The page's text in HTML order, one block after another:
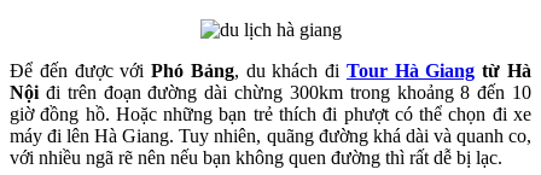
Để đến được vớiPhó Bảng, du khách đi Tour Hà Giang từ Hà
Nội đi trên đoạn đường dài chừng 300km trong khoảng 8 đến 10
giờ đồng hồ. Hoặc những bạn trẻ thích đi phượt có thể chọn đi xe
máy đi lên Hà Giang. Tuy nhiên, quãng đường khá dài và quanh co,
với nhiều ngã rẽ nên nếu bạn không quen đường thì rất dễ bị lạc.